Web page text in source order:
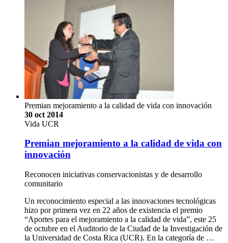
Premian mejoramiento a la calidad de vida con innovación
30 oct 2014
Vida UCR
Premian mejoramiento a la calidad de vida con
innovación
Reconocen iniciativas conservacionistas y de desarrollo
comunitario
Un reconocimiento especial a las innovaciones tecnológicas
hizo por primera vez en 22 años de existencia el premio
“Aportes para el mejoramiento a la calidad de vida”, este 25
de octubre en el Auditorio de la Ciudad de la Investigación de
la Universidad de Costa Rica (UCR). En la categoría de …